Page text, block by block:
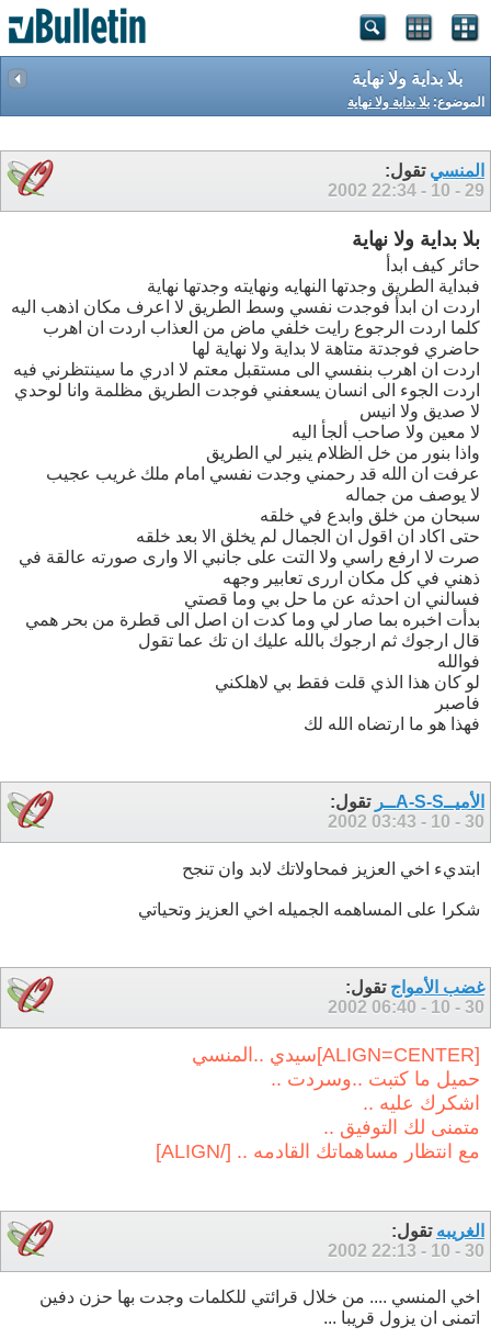
بلا بداية ولا نهاية
الموضوع: بلا بداية ولا نهاية
المنسي تقول:
29 - 10 - 2002
22:34
بلا بداية ولا نهاية
حائر كيف ابدأ
فبداية الطريق وجدتها النهايه ونهايته وجدتها نهاية
اردت ان ابدأ فوجدت نفسي وسط الطريق لا اعرف مكان اذهب اليه
كلما اردت الرجوع رايت خلفي ماض من العذاب اردت ان اهرب
حاضري فوجدتة متاهة لا بداية ولا نهاية لها
اردت ان اهرب بنفسي الى مستقبل معتم لا ادري ما سينتظرني فيه
اردت الجوء الى انسان يسعفني فوجدت الطريق مظلمة وانا لوحدي
لا صديق ولا انيس
لا معين ولا صاحب ألجأ اليه
واذا بنور من خل الظلام ينير لي الطريق
عرفت ان الله قد رحمني وجدت نفسي امام ملك غريب عجيب
لا يوصف من جماله
سبحان من خلق وابدع في خلقه
حتى اكاد ان اقول ان الجمال لم يخلق الا بعد خلقه
صرت لا ارفع راسي ولا التت على جانبي الا وارى صورته عالقة في
ذهني في كل مكان اررى تعابير وجهه
فسالني ان احدثه عن ما حل بي وما قصتي
بدأت اخبره بما صار لي وما كدت ان اصل الى قطرة من بحر همي
قال ارجوك ثم ارجوك بالله عليك ان تك عما تقول
فوالله
لو كان هذا الذي قلت فقط بي لاهلكني
فاصبر
فهذا هو ما ارتضاه الله لك
الأميــA-S-Sــر
تقول:
30 - 10 - 2002
03:43
ابتديء اخي العزيز فمحاولاتك لابد وان تنجح
شكرا على المساهمه الجميله اخي العزيز وتحياتي
غضب الأمواج تقول:
30 - 10 - 2002
06:40
[ALIGN=CENTER]سيدي ..المنسي
حميل ما كتبت ..وسردت ..
اشكرك عليه ..
متمنى لك التوفيق ..
مع انتظار مساهماتك القادمه .. [/ALIGN]
الغريبه تقول:
30 - 10 - 2002
22:13
اخي المنسي .... من خلال قرائتي للكلمات وجدت بها حزن دفين
اتمنى ان يزول قريبا ...